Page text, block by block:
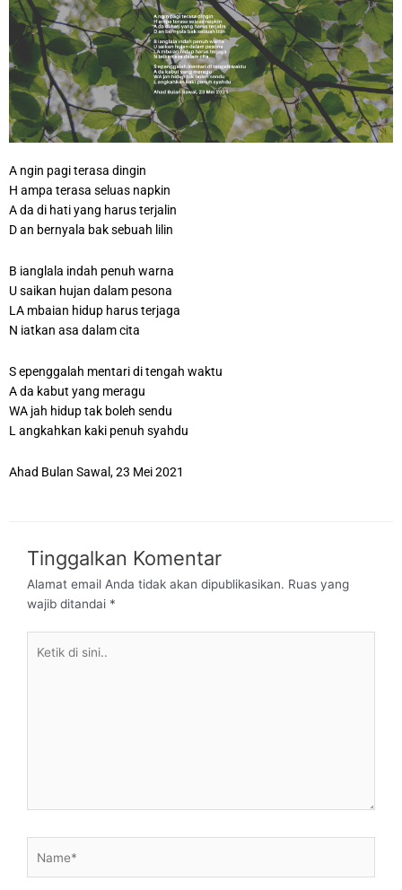
A ngin pagi terasa dingin
H ampa terasa seluas napkin
A da di hati yang harus terjalin
D an bernyala bak sebuah lilin
B ianglala indah penuh warna
U saikan hujan dalam pesona
LA mbaian hidup harus terjaga
N iatkan asa dalam cita
S epenggalah mentari di tengah waktu
A da kabut yang meragu
WA jah hidup tak boleh sendu
L angkahkan kaki penuh syahdu
Ahad Bulan Sawal, 23 Mei 2021
Tinggalkan Komentar
Alamat email Anda tidak akan dipublikasikan. Ruas yang
wajib ditandai *